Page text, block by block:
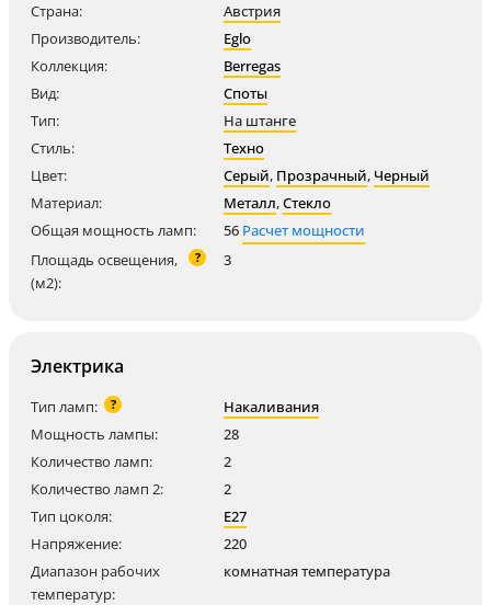
Страна:
Австрия
Производитель:
Eglo
Коллекция:
Berregas
Вид:
Споты
Тип:
На штанге
Стиль:
Техно
Цвет:
Серый, Прозрачный, Черный
Материал:
Металл,Стекло
Общая мощность ламп:
56 Расчет мощности
Площадь освещения,
(м2):
? 3
Электрика
Тип ламп: ?
Накаливания
Мощность лампы:
28
Количество ламп:
2
Количество ламп 2:
2
Тип цоколя:
E27
Напряжение:
220
Диапазон рабочих
температур:
комнатная температура